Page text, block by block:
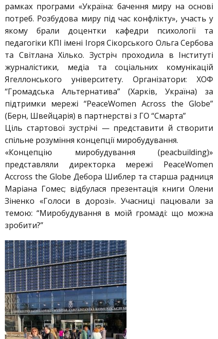
рамках програми «Україна: бачення миру на основі
потреб. Розбудова миру під час конфлікту», участь у
якому брали доцентки кафедри психології та
педагогіки КПІ імені Ігоря Сікорського Ольга Сербова
та Світлана Хілько. Зустріч проходила в Інституті
журналістики, медіа та соціальних комунікацій
Ягеллонського університету. Організатори: ХОФ
“Громадська Альтернатива” (Харків, Україна) за
підтримки мережі “PeaceWomen Across the Globe”
(Берн, Швейцарія) в партнерстві з ГО “Смарта”
Ціль стартової зустрічі — представити й створити
спільне розуміння концепції миробудування.
«Концепцію миробудування (peacbuilding)»
представляли директорка мережі PeaceWomen
Accross the Globe Дебора Шиблер та старша радниця
Маріана Гомес; відбулася презентація книги Олени
Зіненко «Голоси в дорозі». Учасниці пацювали за
темою: “Миробудування в моїй громаді: що можна
зробити?”